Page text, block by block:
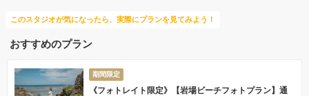
このスタジオが気になったら、実際にプランを見てみよう！
おすすめのプラン
期間限定
《フォトレイト限定》【岩場ビーチフォトプラン】通